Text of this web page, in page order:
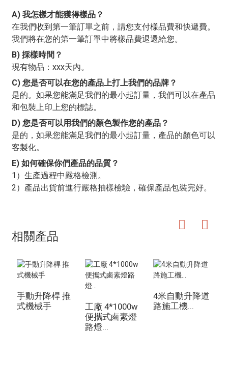
A) 我怎樣才能獲得樣品？
在我們收到第一筆訂單之前，請您支付樣品費和快遞費。
我們將在您的第一筆訂單中將樣品費退還給您。
B) 採樣時間？
現有物品：xxx天內。
C) 您是否可以在您的產品上打上我們的品牌？
是的。如果您能滿足我們的最小起訂量，我們可以在產品
和包裝上印上您的標誌。
D) 您是否可以用我們的顏色製作您的產品？
是的，如果您能滿足我們的最小起訂量，產品的顏色可以
客製化。
E) 如何確保你們產品的品質？
1）生產過程中嚴格檢測。
2）產品出貨前進行嚴格抽樣檢驗，確保產品包裝完好。
相關產品
手動升降桿 推
式機械手
工廠 4*1000w
便攜式鹵素燈
路燈...
4米自動升降道
路施工機...